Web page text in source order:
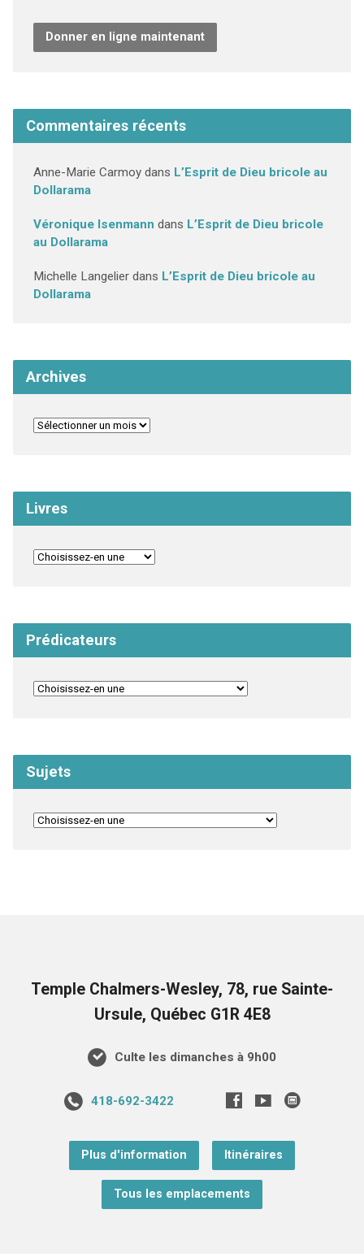
Donner en ligne maintenant
Commentaires récents
Anne-Marie Carmoydans L’Esprit de Dieu bricole au
Dollarama
Véronique Isenmann dans L’Esprit de Dieu bricole
au Dollarama
Michelle Langelierdans L’Esprit de Dieu bricole au
Dollarama
Archives
Livres
Prédicateurs
Sujets
Temple Chalmers-Wesley, 78, rue Sainte-
Ursule, Québec G1R 4E8
Culte les dimanches à 9h00
418-692-3422
Plus d'information Itinéraires
Tous les emplacements